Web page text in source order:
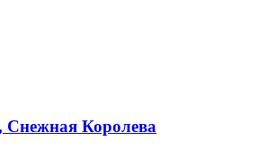
Королева